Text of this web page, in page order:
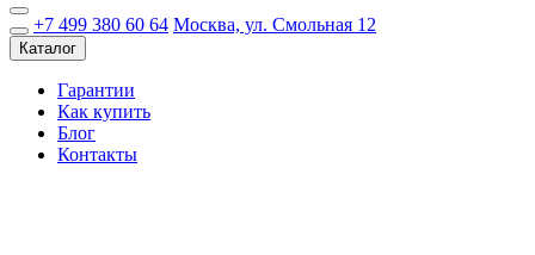
+7 499 380 60 64 Москва, ул. Смольная 12
Каталог
Гарантии
Как купить
Блог
Контакты